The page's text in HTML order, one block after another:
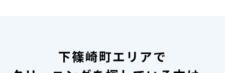
下篠崎町エリアで